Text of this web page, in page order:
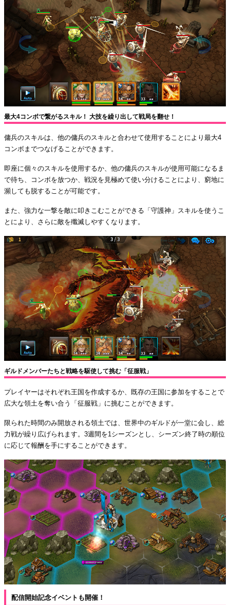
最大4コンボで繋がるスキル！ 大技を繰り出して戦局を翻せ！
傭兵のスキルは、他の傭兵のスキルと合わせて使用することにより最大4
コンボまでつなげることができます。
即座に個々のスキルを使用するか、他の傭兵のスキルが使用可能になるま
で待ち、コンボを放つか、戦況を見極めて使い分けることにより、窮地に
瀕しても脱することが可能です。
また、強力な一撃を敵に叩きこむことができる「守護神」スキルを使うこ
とにより、さらに敵を殲滅しやすくなります。
ギルドメンバーたちと戦略を駆使して挑む「征服戦」
プレイヤーはそれぞれ王国を作成するか、既存の王国に参加をすることで
広大な領土を奪い合う「征服戦」に挑むことができます。
限られた時間のみ開放される領土では、世界中のギルドが一堂に会し、総
力戦が繰り広げられます。3週間を1シーズンとし、シーズン終了時の順位
に応じて報酬を手にすることができます。
配信開始記念イベントも開催！